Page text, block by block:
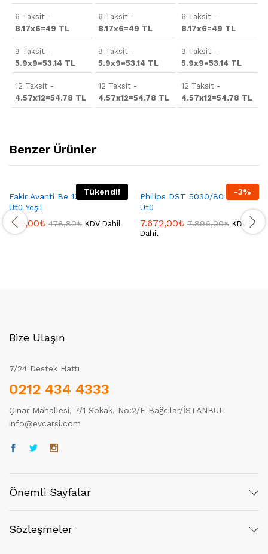
6 Taksit -
8.17x6=49 TL
9 Taksit -
5.9x9=53.14 TL
12 Taksit -
4.57x12=54.78 TL
6 Taksit -
8.17x6=49 TL
9 Taksit -
5.9x9=53.14 TL
12 Taksit -
4.57x12=54.78 TL
6 Taksit -
8.17x6=49 TL
9 Taksit -
5.9x9=53.14 TL
12 Taksit -
4.57x12=54.78 TL
Benzer Ürünler
Tükendi!
Fakir Avanti Be 120 Buharlı
Ütü Yeşil
399,00₺ 478,80₺ KDV Dahil
-3%
Philips DST 5030/80 Buharlı
Ütü
7.672,00₺ 7.896,00₺ KDV
Dahil
Bize Ulaşın
7/24 Destek Hattı
0212 434 4333
Çınar Mahallesi, 7/1 Sokak, No:2/E Bağcılar/İSTANBUL
info@evcarsi.com
Önemli Sayfalar
Sözleşmeler